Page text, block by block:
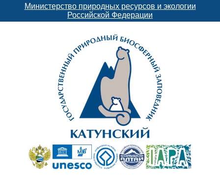
Министерство природных ресурсов и экологии
Российской Федерации